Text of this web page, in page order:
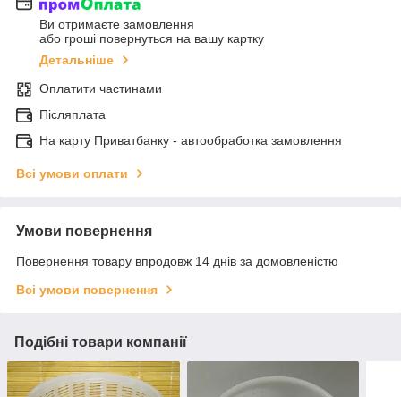
Ви отримаєте замовлення
або гроші повернуться на вашу картку
Детальніше
Оплатити частинами
Післяплата
На карту Приватбанку - автообработка замовлення
Всі умови оплати
Умови повернення
Повернення товару впродовж 14 днів за домовленістю
Всі умови повернення
Подібні товари компанії